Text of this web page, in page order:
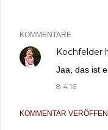
KOMMENTARE
Kochfelder
Jaa, das ist
8.4.16
KOMMENTAR